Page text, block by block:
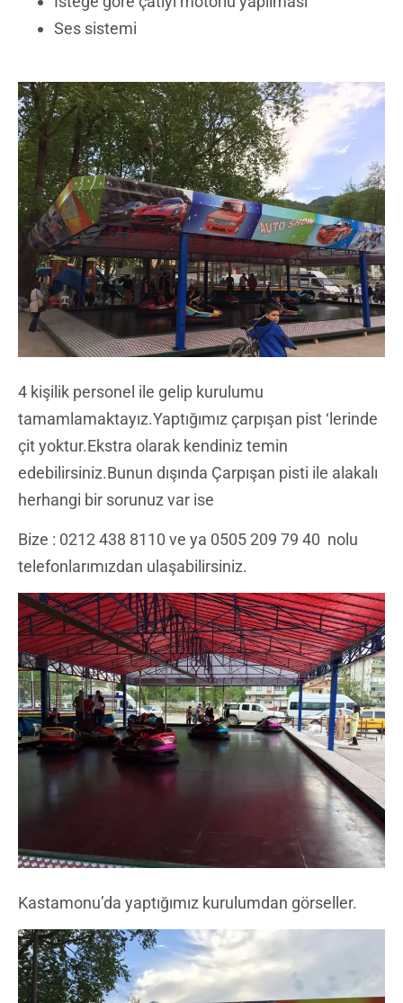
Ses sistemi
4 kişilik personel ile gelip kurulumu
tamamlamaktayız.Yaptığımız çarpışan pist ‘lerinde
çit yoktur.Ekstra olarak kendiniz temin
edebilirsiniz.Bunun dışında Çarpışan pisti ile alakalı
herhangi bir sorunuz var ise
Bize : 0212 438 8110 ve ya 0505 209 79 40 nolu
telefonlarımızdan ulaşabilirsiniz.
Kastamonu’da yaptığımız kurulumdan görseller.